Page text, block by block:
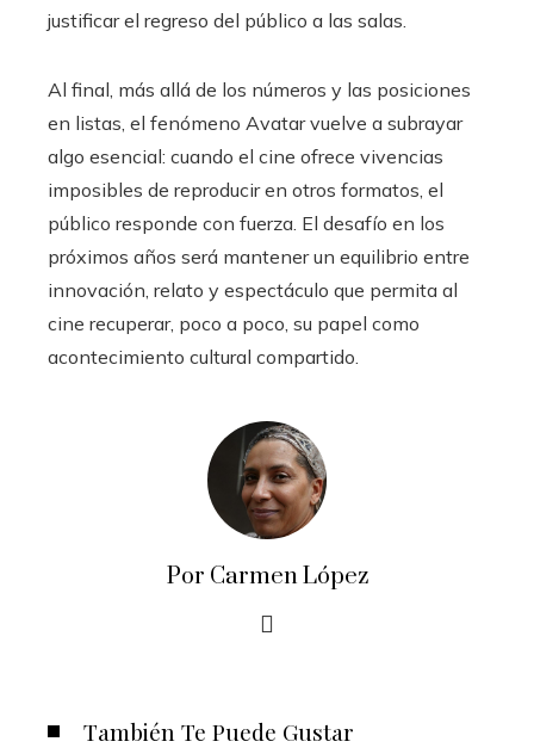
justificar el regreso del público a las salas.
Al final, más allá de los números y las posiciones
en listas, el fenómeno Avatar vuelve a subrayar
algo esencial: cuando el cine ofrece vivencias
imposibles de reproducir en otros formatos, el
público responde con fuerza. El desafío en los
próximos años será mantener un equilibrio entre
innovación, relato y espectáculo que permita al
cine recuperar, poco a poco, su papel como
acontecimiento cultural compartido.
Por Carmen López
También Te Puede Gustar